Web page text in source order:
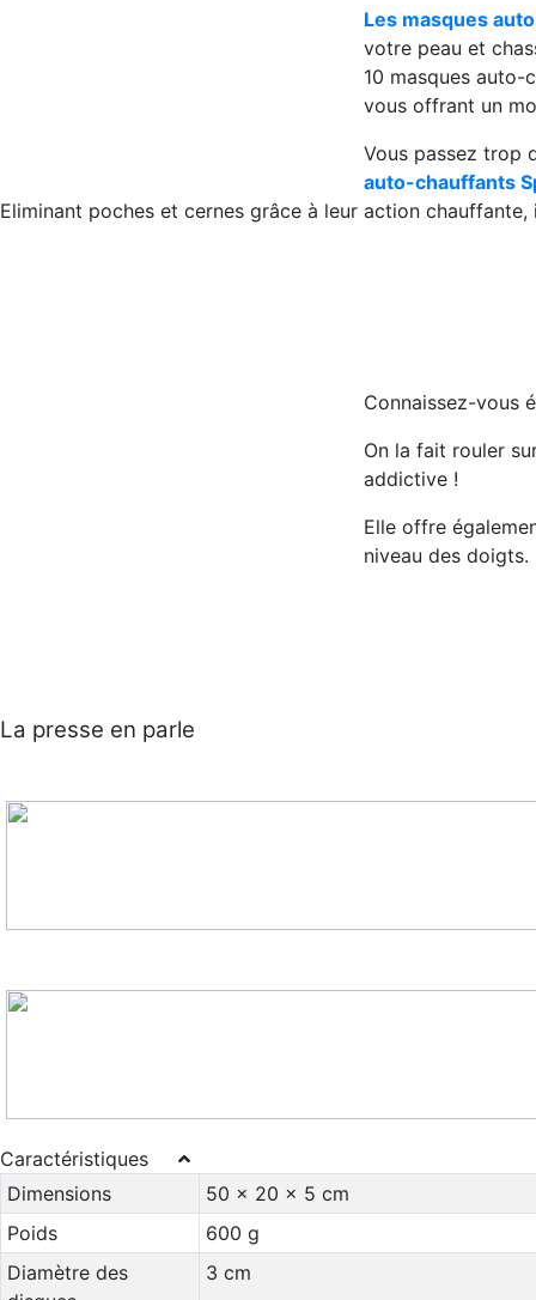
Les masques
votre peau et
10 masques auto-
vous offrant un
Vous passez trop
auto-chauffants
Eliminant poches et cernes grâce à leur action
Connaissez-vous
On la fait rouler
addictive !
Elle offre
niveau des doigts.
La presse en parle
Caractéristiques
Dimensions
50 x 20 x 5 cm
Poids
600 g
Diamètre des
3 cm